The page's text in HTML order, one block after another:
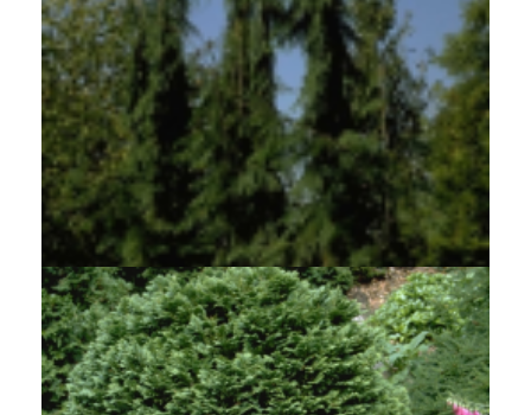
Californische cipres
Chamaecyparis lawsoniana 'Dik's Weeping'